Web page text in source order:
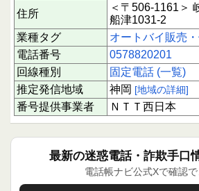
住所
＜〒506-1161＞
船津1031-2
業種タグ
オートバイ販売
電話番号
0578820201
回線種別
固定電話 (一覧)
推定発信地域
神岡 [地域の詳細]
番号提供事業者 ＮＴＴ西日本
最新の迷惑電話・詐欺手口
電話帳ナビ公式Xで確認